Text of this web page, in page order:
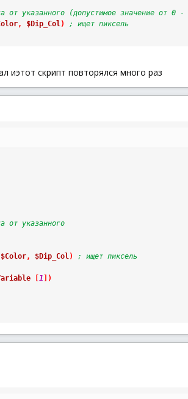
от указанного (допустимое значение от
, $Dip_Col) ; ищет пиксель
иэтот скрипт повторялся много раз
от указанного
$Color, $Dip_Col)
; ищет пиксель
1
)